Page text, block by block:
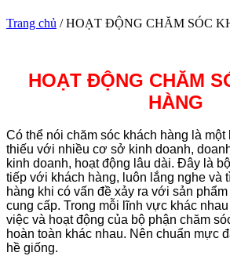
Trang chủ /HOẠT ĐỘNG CHĂM SÓC
HOẠT ĐỘNG CHĂM
HÀNG
Có thể nói chăm sóc khách hàng là một
thiếu với nhiều cơ sở kinh doanh,
kinh doanh, hoạt động lâu dài. Đây là
tiếp với khách hàng, luôn lắng nghe và
hàng khi có vấn đề xảy ra với sản
cung cấp. Trong mỗi lĩnh vực khác
việc và hoạt động của bộ phận chăm
hoàn toàn khác nhau. Nên chuẩn mực
hề giống.